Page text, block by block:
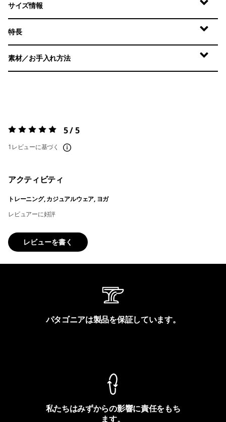
サイズ情報
特長
素材／お手入れ方法
評価:5 / 5 5 / 5
1レビューに基づく
アクティビティ
トレーニング, カジュアルウェア, ヨガ
レビュアーに好評
レビューを書く
パタゴニアは製品を保証しています。
私たちはみずからの影響に責任をもち
ます。